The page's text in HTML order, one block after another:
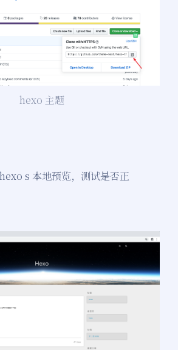
hexo 主题
s 本地预览，测试是否正